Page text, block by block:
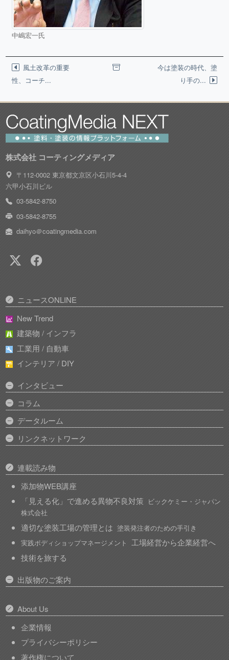
中嶋宏一氏
風土改革の重要
性、コーチ...
今は塗装の時代、塗
り手の...
株式会社 コーティングメディア
〒112-0002 東京都文京区小石川5-4-4
六甲小石川ビル
03-5842-8750
03-5842-8755
daihyo＠coatingmedia.com
ニュースONLINE
New Trend
建築物 / インフラ
工業用 / 自動車
インテリア / DIY
インタビュー
コラム
データルーム
リンクネットワーク
連載読み物
添加物WEB講座
「見える化」で進める異物不良対策 ビックケミー・ジャパン
株式会社
適切な塗装工場の管理とは 塗装発注者のための手引き
実践ボディショップマネージメント 工場経営から企業経営へ
技術を旅する
出版物のご案内
About Us
企業情報
プライバシーポリシー
著作権について